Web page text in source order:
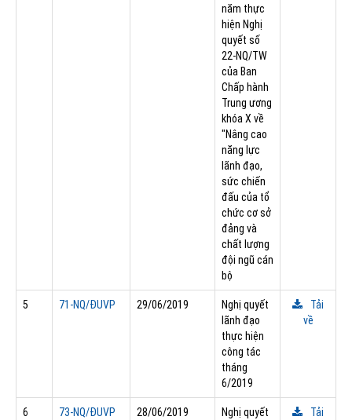
năm thực
hiện Nghị
quyết số
22-NQ/TW
của Ban
Chấp hành
Trung ương
khóa X về
"Nâng cao
năng lực
lãnh đạo,
sức chiến
đấu của tổ
chức cơ sở
đảng và
chất lượng
đội ngũ cán
bộ
5 71-NQ/ÐUVP 29/06/2019
Nghị quyết
lãnh đạo
thực hiện
công tác
tháng
6/2019
Tải
về
6 73-NQ/ÐUVP 28/06/2019
Nghị quyết
Tải